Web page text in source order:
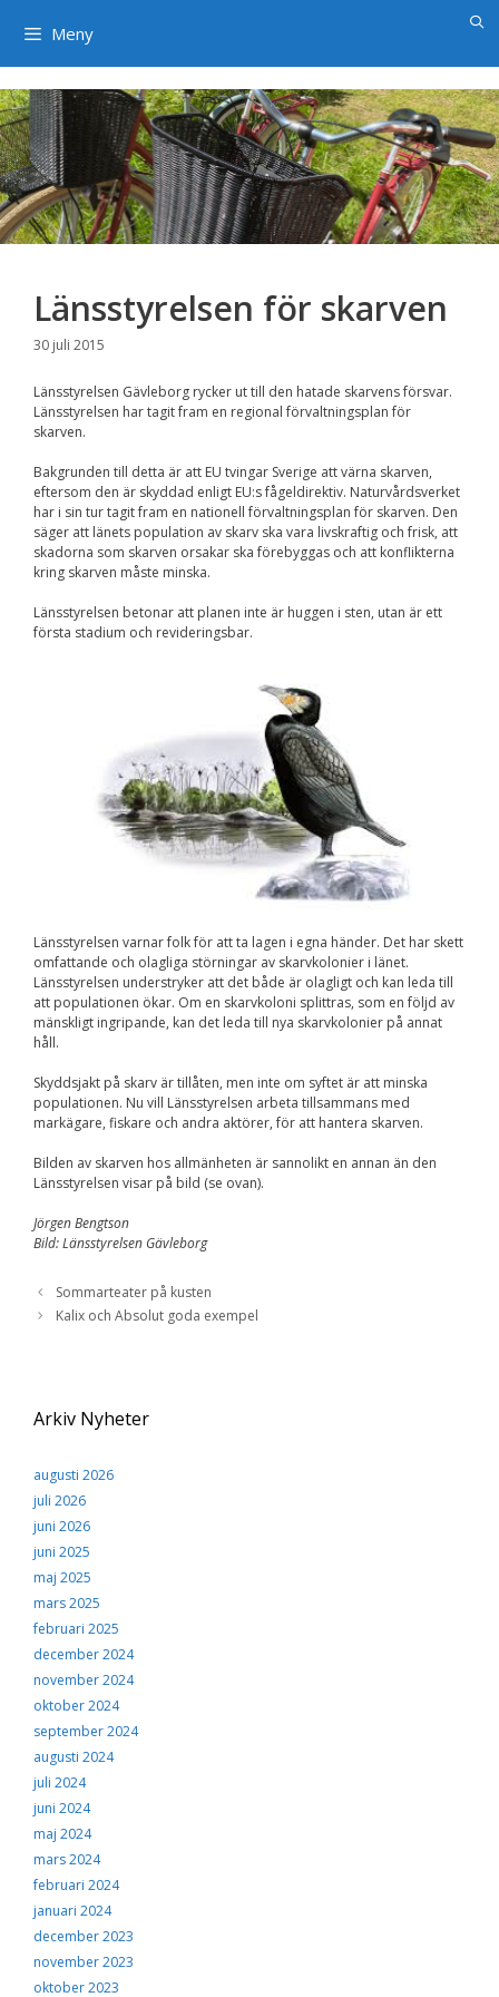
Meny
Länsstyrelsen för skarven
30 juli 2015
Länsstyrelsen Gävleborg rycker ut till den hatade skarvens försvar.
Länsstyrelsen har tagit fram en regional förvaltningsplan för
skarven.
Bakgrunden till detta är att EU tvingar Sverige att värna skarven,
eftersom den är skyddad enligt EU:s fågeldirektiv. Naturvårdsverket
har i sin tur tagit fram en nationell förvaltningsplan för skarven. Den
säger att länets population av skarv ska vara livskraftig och frisk, att
skadorna som skarven orsakar ska förebyggas och att konflikterna
kring skarven måste minska.
Länsstyrelsen betonar att planen inte är huggen i sten, utan är ett
första stadium och revideringsbar.
Länsstyrelsen varnar folk för att ta lagen i egna händer. Det har skett
omfattande och olagliga störningar av skarvkolonier i länet.
Länsstyrelsen understryker att det både är olagligt och kan leda till
att populationen ökar. Om en skarvkoloni splittras, som en följd av
mänskligt ingripande, kan det leda till nya skarvkolonier på annat
håll.
Skyddsjakt på skarv är tillåten, men inte om syftet är att minska
populationen. Nu vill Länsstyrelsen arbeta tillsammans med
markägare, fiskare och andra aktörer, för att hantera skarven.
Bilden av skarven hos allmänheten är sannolikt en annan än den
Länsstyrelsen visar på bild (se ovan).
Jörgen Bengtson
Bild: Länsstyrelsen Gävleborg
Sommarteater på kusten
Kalix och Absolut goda exempel
Arkiv Nyheter
augusti 2026
juli 2026
juni 2026
juni 2025
maj 2025
mars 2025
februari 2025
december 2024
november 2024
oktober 2024
september 2024
augusti 2024
juli 2024
juni 2024
maj 2024
mars 2024
februari 2024
januari 2024
december 2023
november 2023
oktober 2023
×
Nödvändiga
Dessa kakor går
inte att välja
hemsidan över
Statistik
För att vi ska
kunna
förbättra
hemsidans
funktionalitet
och
uppbyggnad,
baserat på
hur
Upplevelse
För att vår
som möjligt
under ditt
besök. Om du
kakorna
kommer viss